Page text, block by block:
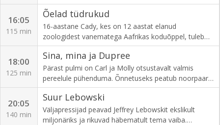
klassikalise telesarja "Mu kallis nõiamoor"
uusversiooni näitlema nõia. 2005
16:05
115 min
Õelad tüdrukud
16-aastane Cady, kes on 12 aastat elanud
zoologidest vanematega Aafrikas koduõppel, tuleb
esimest korda tavalisse kooli. Kohe esimesel päeval
mõistab ta, et džunglielu tundmine tuleb koolis
kasuks.
18:00
125 min
Sina, mina ja Dupree
Pärast pulmi on Carl ja Molly otsustavalt valmis
pereelule pühenduma. Õnnetuseks peatub noorpaari
kodus ajutiselt Carli sõber, kes muudab nende
mesinädalad õudusunenäoks. 2006
20:05
140 min
Suur Lebowski
Väljapressijad peavad Jeffrey Lebowskit ekslikult
miljonäriks ja rikuvad häbematult tema vaiba.